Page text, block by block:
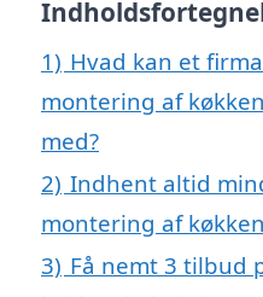
1) Hvad kan et
montering af
med?
2) Indhent altid
montering af
3) Få nemt 3 tilbud